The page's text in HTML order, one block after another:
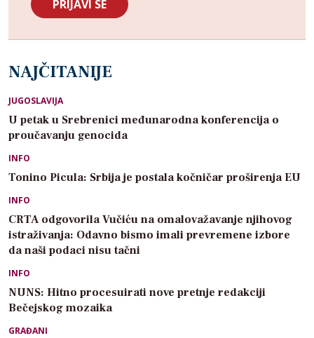
NAJČITANIJE
JUGOSLAVIJA
U petak u Srebrenici međunarodna konferencija o
proučavanju genocida
INFO
Tonino Picula: Srbija je postala kočničar proširenja EU
INFO
CRTA odgovorila Vučiću na omalovažavanje njihovog
istraživanja: Odavno bismo imali prevremene izbore
da naši podaci nisu tačni
INFO
NUNS: Hitno procesuirati nove pretnje redakciji
Bečejskog mozaika
GRAĐANI